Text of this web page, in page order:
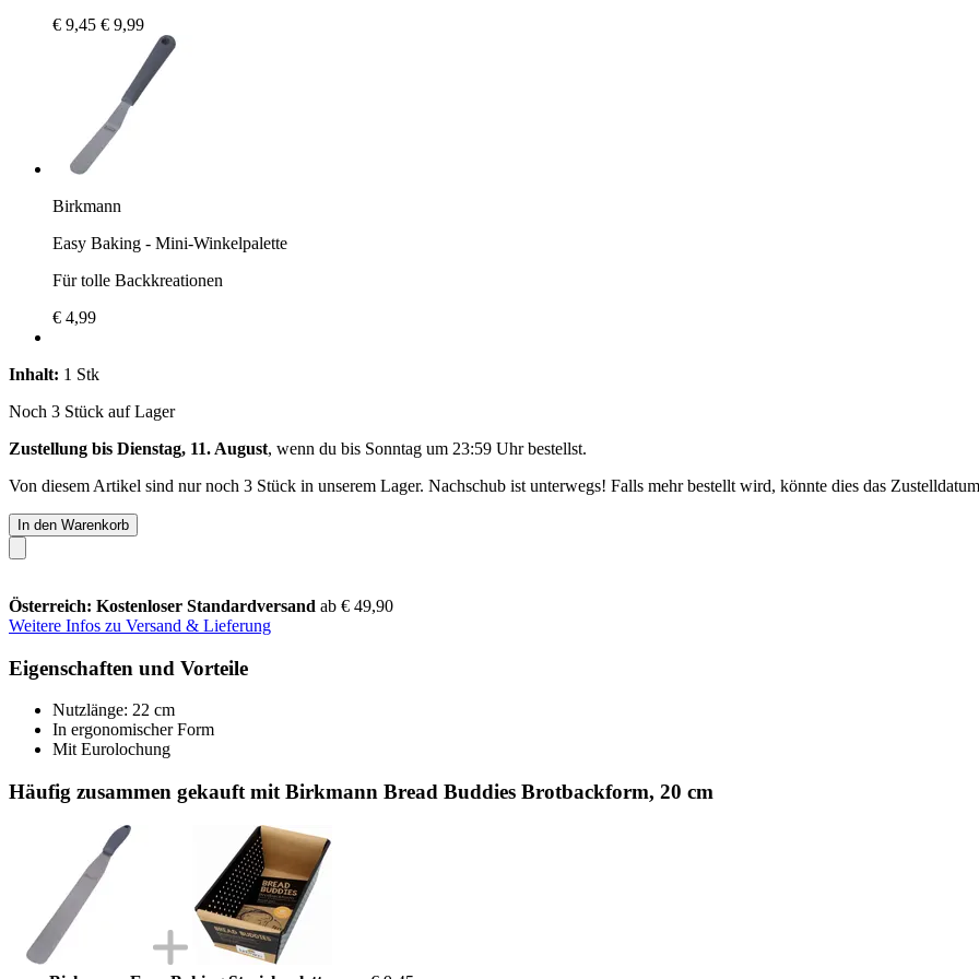
€ 9,45 € 9,99
Birkmann
Easy Baking - Mini-Winkelpalette
Für tolle Backkreationen
€ 4,99
Inhalt: 1 Stk
Noch 3 Stück auf Lager
Zustellung bis Dienstag, 11. August, wenn du bis Sonntag um 23:59 Uhrbestellst.
Von diesem Artikel sind nur noch 3 Stück in unserem Lager. Nachschub ist unterwegs! Falls mehr bestellt wird, könnte dies das
In den Warenkorb
Österreich: Kostenloser Standardversand ab € 49,90
Weitere Infos zu Versand & Lieferung
Eigenschaften und Vorteile
Nutzlänge: 22 cm
In ergonomischer Form
Mit Eurolochung
Häufig zusammen gekauft mit Birkmann Bread Buddies Brotbackform, 20 cm